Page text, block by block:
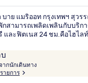
บาย แมริออท กรุงเทพฯ สุ
กสามารถเพลิดเพลินกับบริ
และฟิตเนส 24 ชม.คือไฮไล
กนักเดินทาง
ายการ